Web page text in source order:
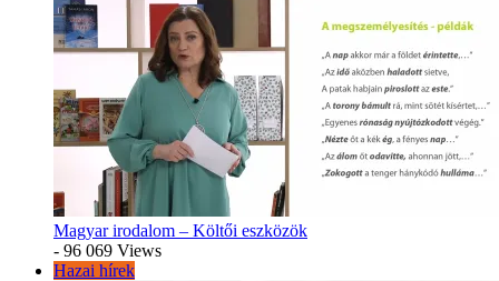
Magyar irodalom – Költői eszközök
- 96 069 Views
Hazai hírek